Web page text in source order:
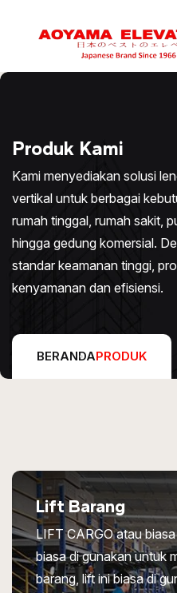
Produk Kami
Kami menyediakan solusi
vertikal untuk berbagai
rumah tinggal, rumah sakit,
hingga gedung komersial.
standar keamanan tinggi,
kenyamanan dan efisiensi.
BERANDAPRODUK
Lift Barang
LIFT CARGO atau
biasa di gunakan untuk
barang, lift ini biasa di